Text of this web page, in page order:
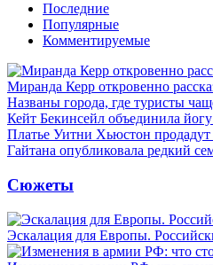
Последние
Популярные
Комментируемые
Миранда Керр откровенно
Названы города, где туристы
Кейт Бекинсейл объединила
Платье Уитни Хьюстон продадут
Гайтана опубликовала редкий
Сюжеты
Эскалация для Европы.